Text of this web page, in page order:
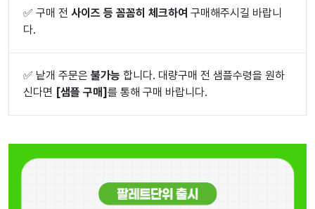
✅ 구매 전 사이즈 등 꼼꼼히 체크하여 구매해주시길 바랍니
다.
✅ 낱개 주문은 불가능 합니다. 대량구매 전 샘플수령을 원하
신다면 [샘플 구매]를 통해 구매 바랍니다.